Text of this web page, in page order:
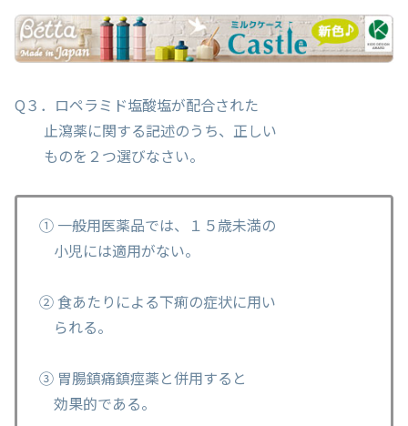
Q３．ロペラミド塩酸塩が配合された
止瀉薬に関する記述のうち、正しい
ものを２つ選びなさい。
① 一般用医薬品では、１５歳未満の
小児には適用がない。
② 食あたりによる下痢の症状に用い
られる。
③ 胃腸鎮痛鎮痙薬と併用すると
効果的である。